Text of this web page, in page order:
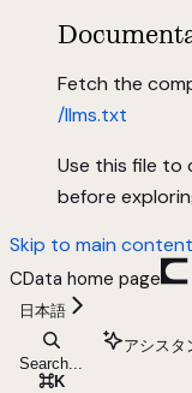
Fetch the
/llms.txt
Use this file to
before
Skip to main content
CData home page
日本語
Search...
⌘K
アシスタ